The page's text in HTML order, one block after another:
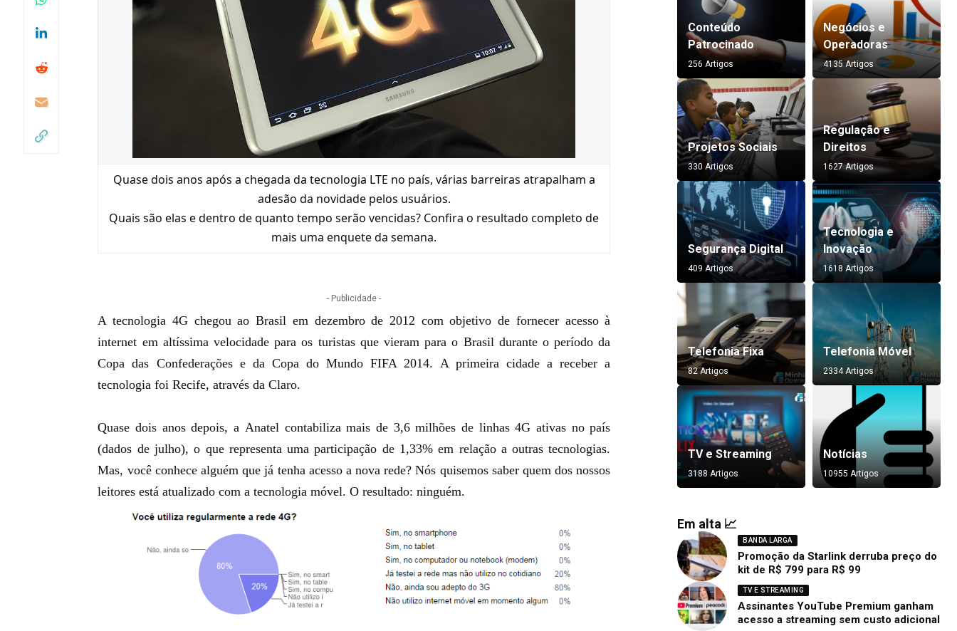
Quase dois anos após a chegada da tecnologia LTE no país, várias barreiras atrapalham a
adesão da novidade pelos usuários.
Quais são elas e dentro de quanto tempo serão vencidas? Confira o resultado completo de
mais uma enquete da semana.
- Publicidade -
A tecnologia 4G chegou ao Brasil em dezembro de 2012 com objetivo de fornecer acesso à
internet em altíssima velocidade para os turistas que vieram para o Brasil durante o período da
Copa das Confederações e da Copa do Mundo FIFA 2014.A primeira cidade a receber a
tecnologia foi Recife, através da Claro.
Quase dois anos depois, a Anatel contabiliza mais de 3,6 milhões de linhas 4G ativas no país
(dados de julho), o que representa uma participação de 1,33% em relação a outras tecnologias.
Mas, você conhece alguém que já tenha acesso a nova rede? Nós quisemos saber quem dos nossos
leitores está atualizado com a tecnologia móvel. O resultado: ninguém.
Conteúdo
Patrocinado
256 Artigos
Negócios e
Operadoras
4135 Artigos
Projetos Sociais
330 Artigos
Regulação e
Direitos
1627 Artigos
Segurança Digital
409 Artigos
Tecnologia e
Inovação
1618 Artigos
Telefonia Fixa
82 Artigos
Telefonia Móvel
2334 Artigos
TV e Streaming
3188 Artigos
Notícias
10955 Artigos
Em alta 📈
BANDA LARGA
Promoção da Starlink derruba preço do
kit de R$ 799 para R$ 99
TV E STREAMING
Assinantes YouTube Premium ganham
acesso a streaming sem custo adicional